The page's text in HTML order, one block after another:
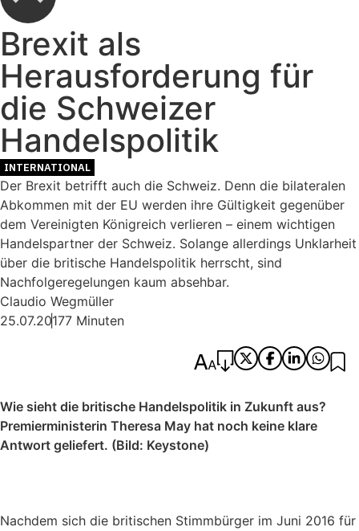
Brexit als
Herausforderung für
die Schweizer
Handelspolitik
INTERNATIONAL
Der Brexit betrifft auch die Schweiz. Denn die bilateralen
Abkommen mit der EU werden ihre Gültigkeit gegenüber
dem Vereinigten Königreich verlieren – einem wichtigen
Handelspartner der Schweiz. Solange allerdings Unklarheit
über die britische Handelspolitik herrscht, sind
Nachfolgeregelungen kaum absehbar.
Claudio Wegmüller
25.07.20177 Minuten
Wie sieht die britische Handelspolitik in Zukunft aus?
Premierministerin Theresa May hat noch keine klare
Antwort geliefert. (Bild: Keystone)
Nachdem sich die britischen Stimmbürger im Juni 2016 für